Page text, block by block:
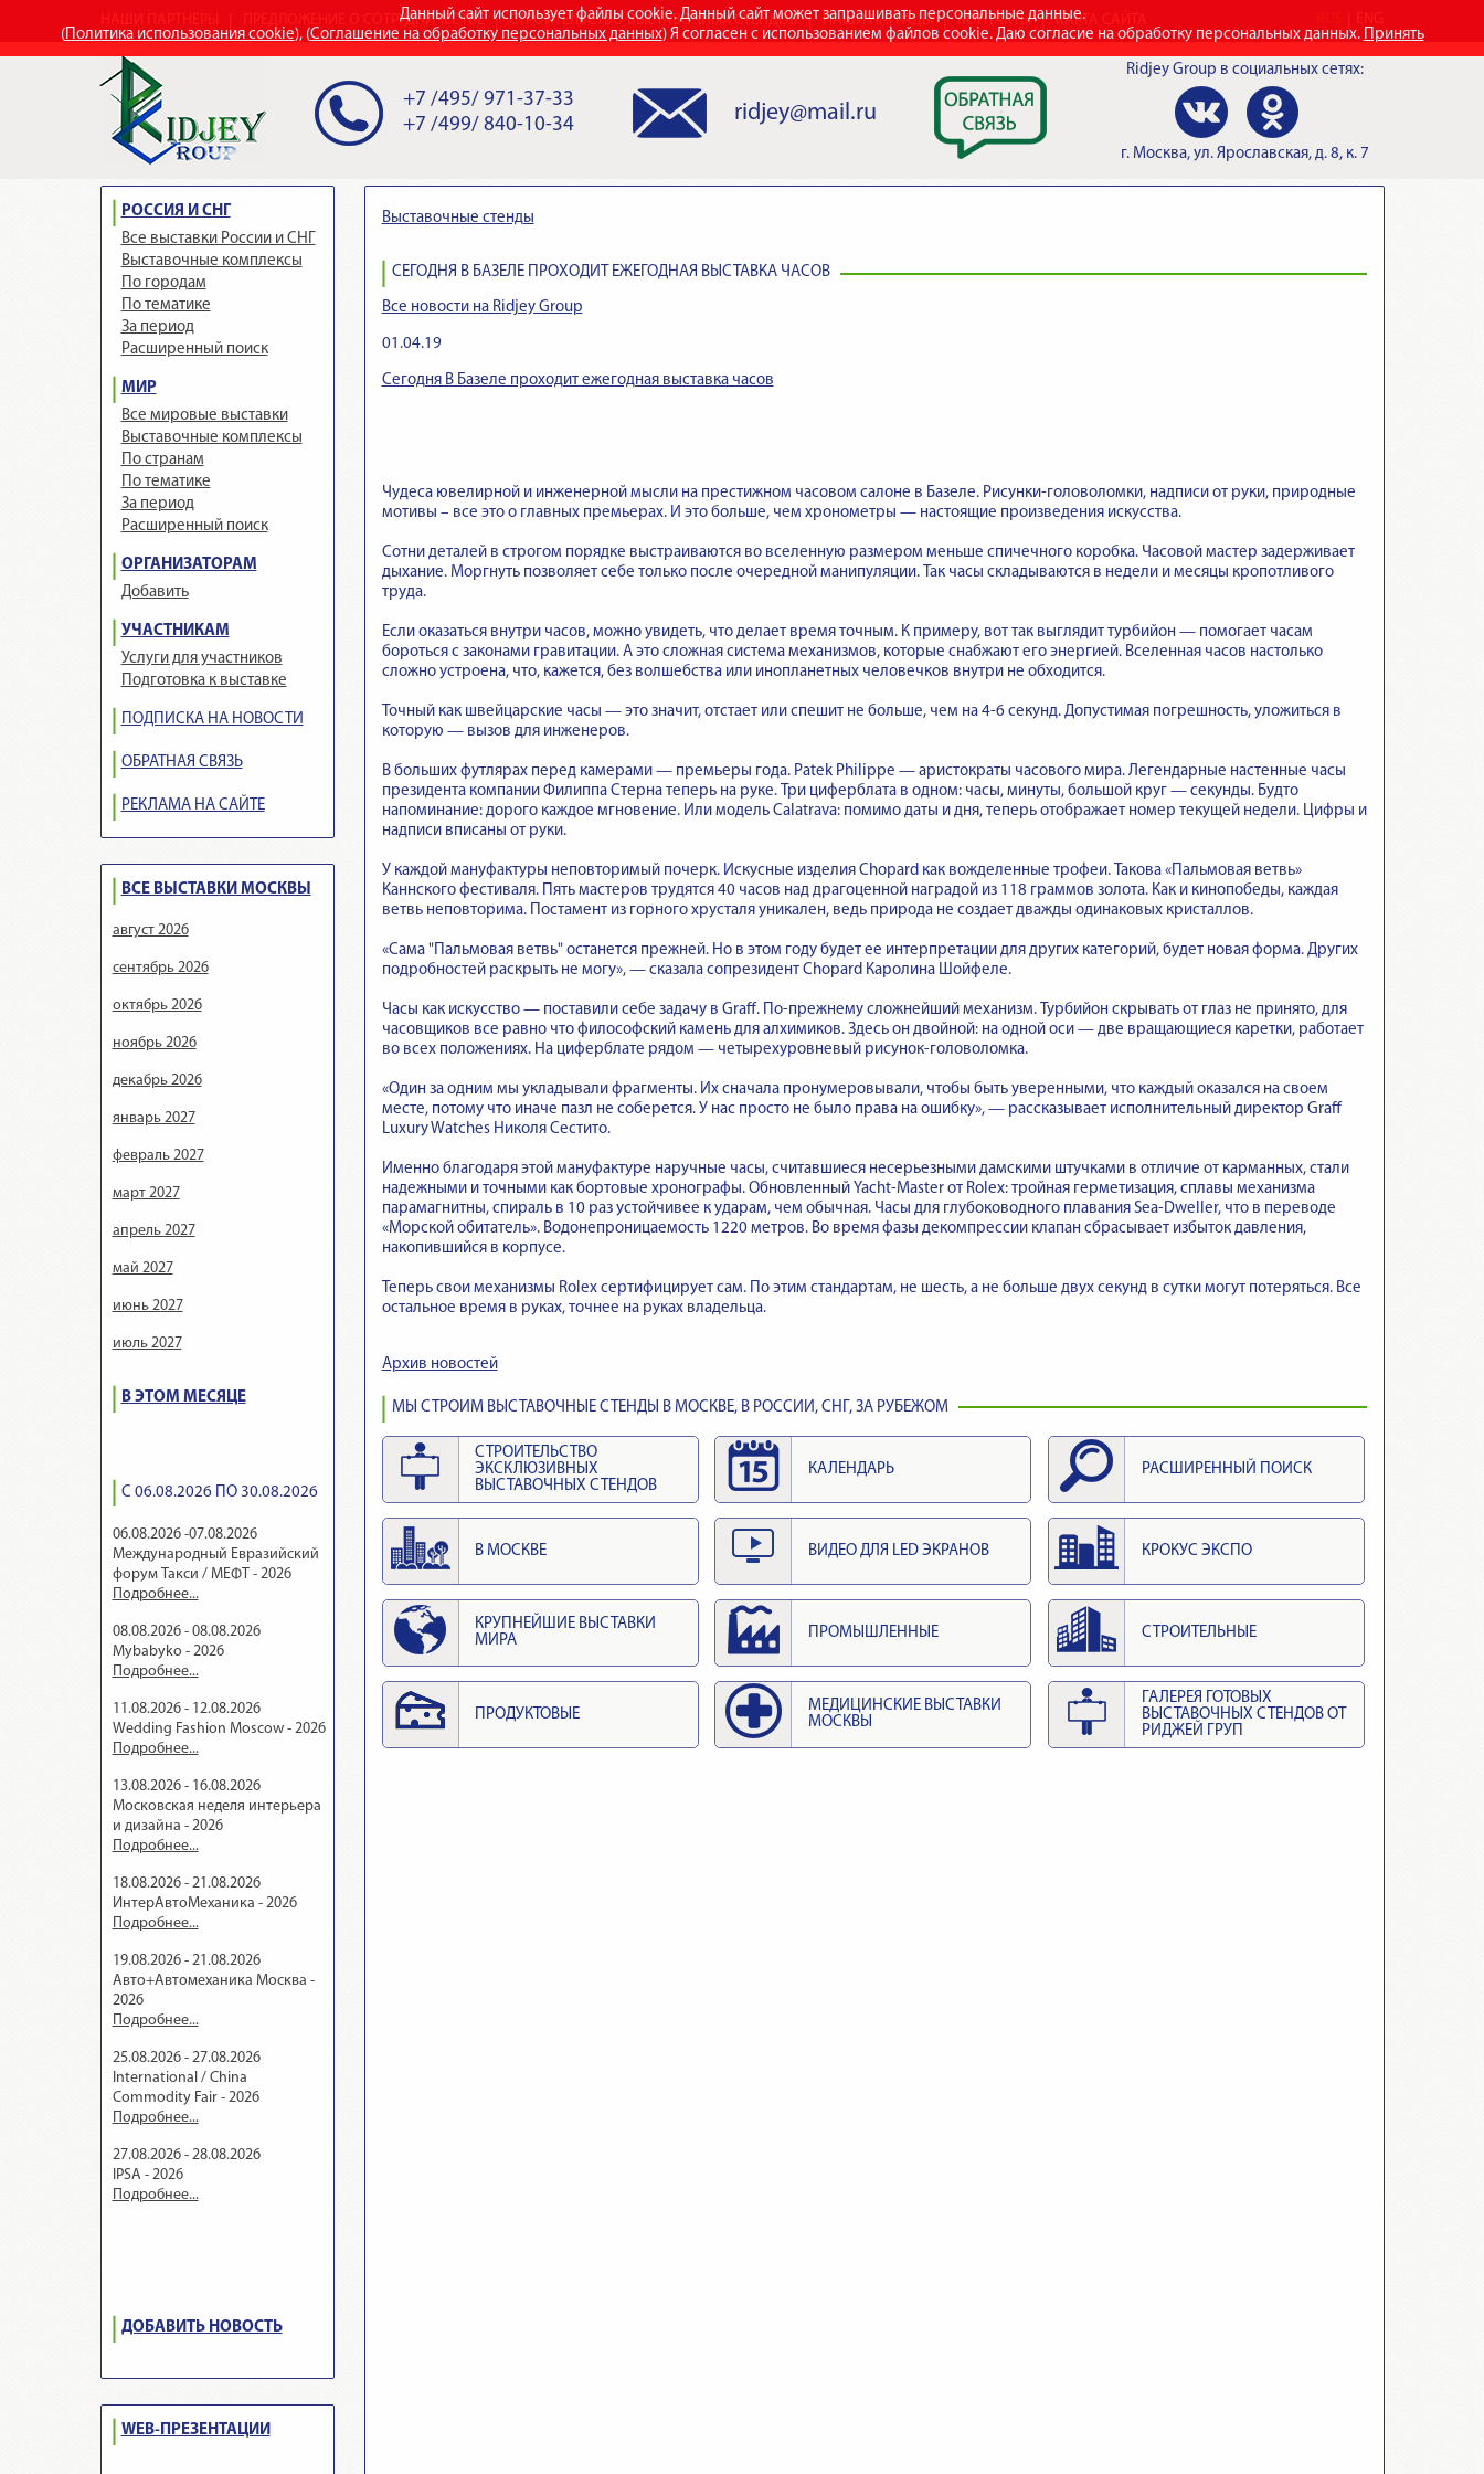
Данный сайт использует файлы cookie. Данный сайт может запрашивать персональные данные.
(Политика использования cookie), (Соглашение на обработку персональных данных) Я согласен с использованием файлов cookie. Даю согласие на обработку персональных данных. Принять
ПРЕДЛОЖЕНИЕ О СОТРУДНИЧЕСТВЕ СТРОИТЕЛЬСТВО ВЫСТАВОЧНЫХ СТЕНДОВ НАШИ НАГРАДЫ КОНТАКТЫ КАРТА САЙТА
+7 /495/ 971-37-33
+7 /499/ 840-10-34
ridjey@mail.ru
Ridjey Group в социальных сетях:
г. Москва, ул. Ярославская, д. 8, к. 7
РОССИЯ И СНГ
Все выставки России и СНГ
Выставочные комплексы
По городам
По тематике
За период
Расширенный поиск
МИР
Все мировые выставки
Выставочные комплексы
По странам
По тематике
За период
Расширенный поиск
ОРГАНИЗАТОРАМ
Добавить
УЧАСТНИКАМ
Услуги для участников
Подготовка к выставке
ПОДПИСКА НА НОВОСТИ
ОБРАТНАЯ СВЯЗЬ
РЕКЛАМА НА САЙТЕ
ВСЕ ВЫСТАВКИ МОСКВЫ
август 2026
сентябрь 2026
октябрь 2026
ноябрь 2026
декабрь 2026
январь 2027
февраль 2027
март 2027
апрель 2027
май 2027
июнь 2027
июль 2027
В ЭТОМ МЕСЯЦЕ
С 06.08.2026 ПО 30.08.2026
06.08.2026 -07.08.2026
Международный Евразийский
форум Такси / МЕФТ - 2026
Подробнее...
08.08.2026 - 08.08.2026
Mybabyko - 2026
Подробнее...
11.08.2026 - 12.08.2026
Wedding Fashion Moscow - 2026
Подробнее...
13.08.2026 - 16.08.2026
Московская неделя интерьера
и дизайна - 2026
Подробнее...
18.08.2026 - 21.08.2026
ИнтерАвтоМеханика - 2026
Подробнее...
19.08.2026 - 21.08.2026
Авто+Автомеханика Москва -
2026
Подробнее...
25.08.2026 - 27.08.2026
International / China
Commodity Fair - 2026
Подробнее...
27.08.2026 - 28.08.2026
IPSA - 2026
Подробнее...
ДОБАВИТЬ НОВОСТЬ
WEB-ПРЕЗЕНТАЦИИ
Выставочные стенды
СЕГОДНЯ В БАЗЕЛЕ ПРОХОДИТ ЕЖЕГОДНАЯ ВЫСТАВКА ЧАСОВ
Все новости на Ridjey Group
01.04.19
Сегодня В Базеле проходит ежегодная выставка часов
Чудеса ювелирной и инженерной мысли на престижном часовом салоне в Базеле. Рисунки-головоломки, надписи от руки, природные
мотивы – все это о главных премьерах. И это больше, чем хронометры — настоящие произведения искусства.
Сотни деталей в строгом порядке выстраиваются во вселенную размером меньше спичечного коробка. Часовой мастер задерживает
дыхание. Моргнуть позволяет себе только после очередной манипуляции. Так часы складываются в недели и месяцы кропотливого
труда.
Если оказаться внутри часов, можно увидеть, что делает время точным. К примеру, вот так выглядит турбийон — помогает часам
бороться с законами гравитации. А это сложная система механизмов, которые снабжают его энергией. Вселенная часов настолько
сложно устроена, что, кажется, без волшебства или инопланетных человечков внутри не обходится.
Точный как швейцарские часы — это значит, отстает или спешит не больше, чем на 4-6 секунд. Допустимая погрешность, уложиться в
которую — вызов для инженеров.
В больших футлярах перед камерами — премьеры года. Patek Philippe — аристократы часового мира. Легендарные настенные часы
президента компании Филиппа Стерна теперь на руке. Три циферблата в одном: часы, минуты, большой круг — секунды. Будто
напоминание: дорого каждое мгновение. Или модель Calatrava: помимо даты и дня, теперь отображает номер текущей недели. Цифры и
надписи вписаны от руки.
У каждой мануфактуры неповторимый почерк. Искусные изделия Chopard как вожделенные трофеи. Такова «Пальмовая ветвь»
Каннского фестиваля. Пять мастеров трудятся 40 часов над драгоценной наградой из 118 граммов золота. Как и кинопобеды, каждая
ветвь неповторима. Постамент из горного хрусталя уникален, ведь природа не создает дважды одинаковых кристаллов.
«Сама "Пальмовая ветвь" останется прежней. Но в этом году будет ее интерпретации для других категорий, будет новая форма. Других
подробностей раскрыть не могу», — сказала сопрезидент Chopard Каролина Шойфеле.
Часы как искусство — поставили себе задачу в Graff. По-прежнему сложнейший механизм. Турбийон скрывать от глаз не принято, для
часовщиков все равно что философский камень для алхимиков. Здесь он двойной: на одной оси — две вращающиеся каретки, работает
во всех положениях. На циферблате рядом — четырехуровневый рисунок-головоломка.
«Один за одним мы укладывали фрагменты. Их сначала пронумеровывали, чтобы быть уверенными, что каждый оказался на своем
месте, потому что иначе пазл не соберется. У нас просто не было права на ошибку», — рассказывает исполнительный директор Graff
Luxury Watches Николя Сестито.
Именно благодаря этой мануфактуре наручные часы, считавшиеся несерьезными дамскими штучками в отличие от карманных, стали
надежными и точными как бортовые хронографы. Обновленный Yacht-Master от Rolex: тройная герметизация, сплавы механизма
парамагнитны, спираль в 10 раз устойчивее к ударам, чем обычная. Часы для глубоководного плавания Sea-Dweller, что в переводе
«Морской обитатель». Водонепроницаемость 1220 метров. Во время фазы декомпрессии клапан сбрасывает избыток давления,
накопившийся в корпусе.
Теперь свои механизмы Rolex сертифицирует сам. По этим стандартам, не шесть, а не больше двух секунд в сутки могут потеряться. Все
остальное время в руках, точнее на руках владельца.
Архив новостей
МЫ СТРОИМ ВЫСТАВОЧНЫЕ СТЕНДЫ В МОСКВЕ, В РОССИИ, СНГ, ЗА РУБЕЖОМ
СТРОИТЕЛЬСТВО
ЭКСКЛЮЗИВНЫХ
ВЫСТАВОЧНЫХ СТЕНДОВ
КАЛЕНДАРЬ РАСШИРЕННЫЙ ПОИСК
В МОСКВЕ ВИДЕО ДЛЯ LED ЭКРАНОВ КРОКУС ЭКСПО
КРУПНЕЙШИЕ ВЫСТАВКИ
МИРА
ПРОМЫШЛЕННЫЕ СТРОИТЕЛЬНЫЕ
ПРОДУКТОВЫЕ
МЕДИЦИНСКИЕ ВЫСТАВКИ
МОСКВЫ
ГАЛЕРЕЯ ГОТОВЫХ
ВЫСТАВОЧНЫХ СТЕНДОВ ОТ
РИДЖЕЙ ГРУП